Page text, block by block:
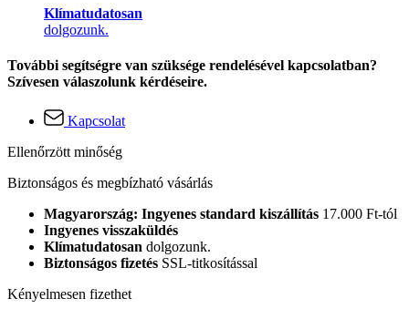
Klímatudatosan
dolgozunk.
További segítségre van szüksége rendelésével kapcsolatban?
Szívesen válaszolunk kérdéseire.
Kapcsolat
Ellenőrzött minőség
Biztonságos és megbízható vásárlás
Magyarország: Ingyenes standard kiszállítás 17.000 Ft-tól
Ingyenes visszaküldés
Klímatudatosan dolgozunk.
Biztonságos fizetés SSL-titkosítással
Kényelmesen fizethet